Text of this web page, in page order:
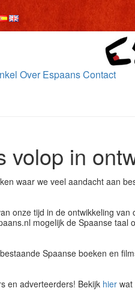
Over EspaansContact
volop in
waar we veel aandacht aan
onze tijd in de ontwikkeling
mogelijk de Spaanse taal
Spaanse boeken en
en adverteerders! Bekijk hier wat